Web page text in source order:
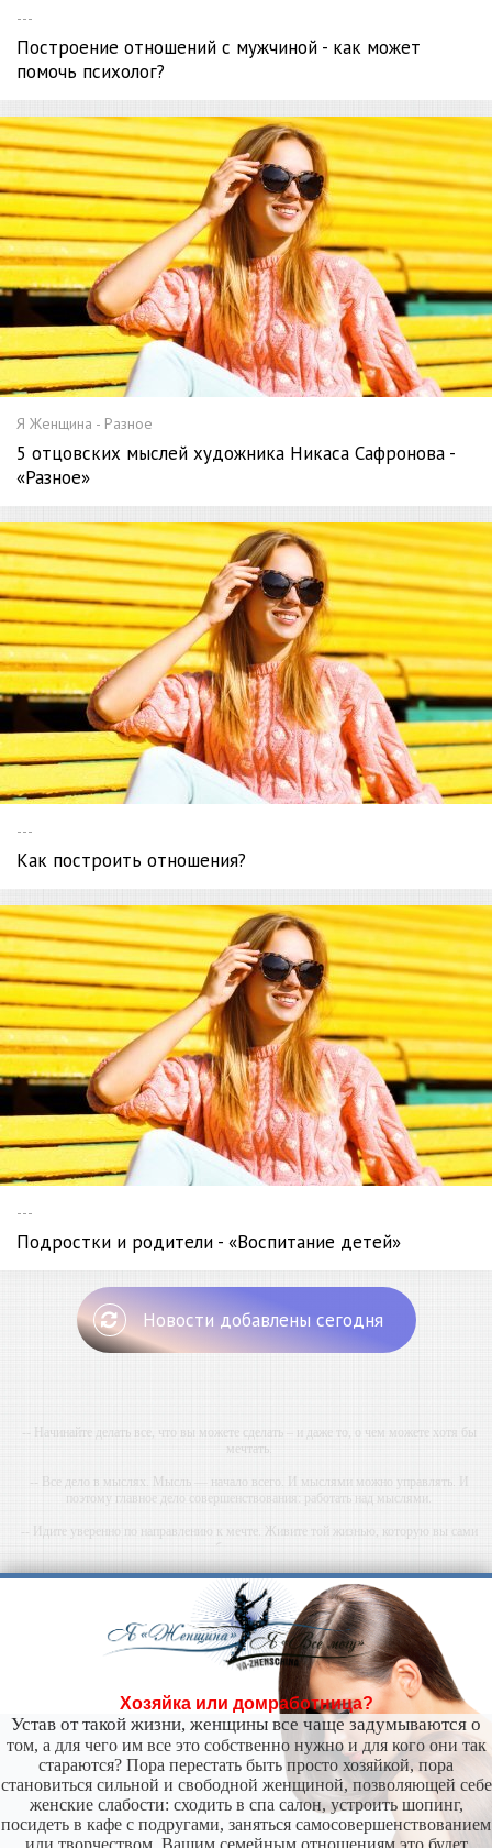
---
Построение отношений с мужчиной - как может
помочь психолог?
Я Женщина - Разное
5 отцовских мыслей художника Никаса Сафронова -
«Разное»
---
Как построить отношения?
---
Подростки и родители - «Воспитание детей»
Новости добавлены сегодня
-- Начинайте делать все, что вы можете сделать – и даже то, о чем можете хотя бы
мечтать.
-- Все дело в мыслях. Мысль — начало всего. И мыслями можно управлять. И
поэтому главное дело совершенствования: работать над мыслями.
-- Идите уверенно по направлению к мечте. Живите той жизнью, которую вы сами
себе придумали.
-- Самое большое богатство — это ум. Самая большая нищета — глупость. Из всех
страхов самый пугающий — самолюбование.
-- Лучшее, что можно сделать с хорошим советом, это пропустить его мимо ушей. Он
никогда не бывает полезен никому, кроме того, кто его дал.
-- Люблю давать советы и очень не люблю, когда их дают мне.
Хозяйка или домработница?
Устав от такой жизни, женщины все чаще задумываются о
том, а для чего им все это собственно нужно и для кого они так
стараются? Пора перестать быть просто хозяйкой, пора
становиться сильной и свободной женщиной, позволяющей себе
женские слабости: сходить в спа салон, устроить шопинг,
посидеть в кафе с подругами, заняться самосовершенствованием
или творчеством. Вашим семейным отношениям это будет